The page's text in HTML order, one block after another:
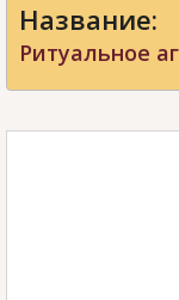
Название:
Ритуальное